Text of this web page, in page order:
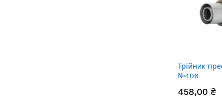
Трійник
№406
458,00 ₴